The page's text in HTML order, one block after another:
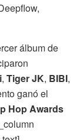
álbum de
, Tiger JK, BIBI,
ganó el
Hop Awards